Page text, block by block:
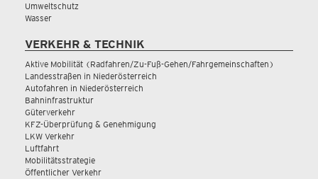
Umweltschutz
Wasser
VERKEHR & TECHNIK
Aktive Mobilität (Radfahren/Zu-Fuß-Gehen/Fahrgemeinschaften)
Landesstraßen in Niederösterreich
Autofahren in Niederösterreich
Bahninfrastruktur
Güterverkehr
KFZ-Überprüfung & Genehmigung
LKW Verkehr
Luftfahrt
Mobilitätsstrategie
Öffentlicher Verkehr